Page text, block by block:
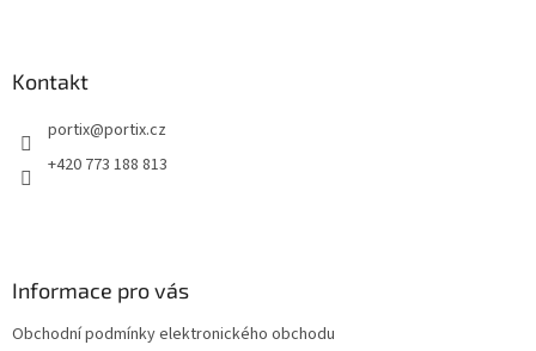
Kontakt
portix@portix.cz
+420 773 188 813
Informace pro vás
Obchodní podmínky elektronického obchodu